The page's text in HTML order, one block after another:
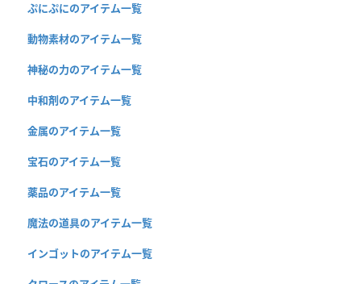
ぷにぷにのアイテム一覧
動物素材のアイテム一覧
神秘の力のアイテム一覧
中和剤のアイテム一覧
金属のアイテム一覧
宝石のアイテム一覧
薬品のアイテム一覧
魔法の道具のアイテム一覧
インゴットのアイテム一覧